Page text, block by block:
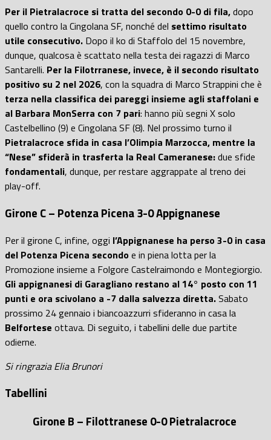
Per il Pietralacroce si tratta del secondo 0-0 di fila,dopo
quello contro la Cingolana SF, nonché del settimo risultato
utile consecutivo. Dopo il ko di Staffolo del 15 novembre,
dunque, qualcosa è scattato nella testa dei ragazzi di Marco
Santarelli. Per la Filotrranese, invece, è il secondo risultato
positivo su 2 nel 2026, con la squadra di Marco Strappini che è
terza nella classifica dei pareggi insieme agli staffolani e
al Barbara MonSerra con 7 pari: hanno più segni X solo
Castelbellino (9) e Cingolana SF (8). Nel prossimo turno il
Pietralacroce sfida in casa l’Olimpia Marzocca, mentre la
“Nese” sfiderà in trasferta la Real Cameranese:due sfide
fondamentali, dunque, per restare aggrappate al treno dei
play-off.
Girone C – Potenza Picena 3-0 Appignanese
Per il girone C, infine, oggi l’Appignanese ha perso 3-0 in casa
del Potenza Picena secondoe in piena lotta per la
Promozione insieme a Folgore Castelraimondo e Montegiorgio.
Gli appignanesi di Garagliano restano al 14° posto con 11
punti e ora scivolano a -7 dalla salvezza diretta.Sabato
prossimo 24 gennaio i biancoazzurri sfideranno in casa la
Belfortese ottava. Di seguito, i tabellini delle due partite
odierne.
Si ringrazia Elia Brunori
Tabellini
Girone B – Filottranese 0-0 Pietralacroce